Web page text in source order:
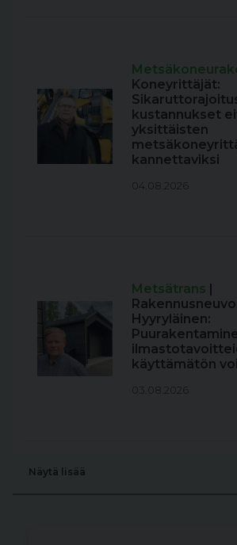
Koneyrittäjät:
kustannukset
yksittäisten
kannettaviksi
04.08.2026
Metsätrans |
Hyyryläinen:
käyttämätön
03.08.2026
Näytä lisää